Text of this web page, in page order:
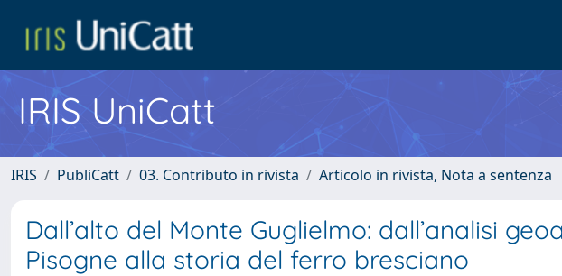
IRIS UniCatt
IRIS PubliCatt 03. Contributo in rivista Articolo in rivista, Nota a sentenza
Dall’alto del Monte Guglielmo: dall’analisi
Pisogne alla storia del ferro bresciano